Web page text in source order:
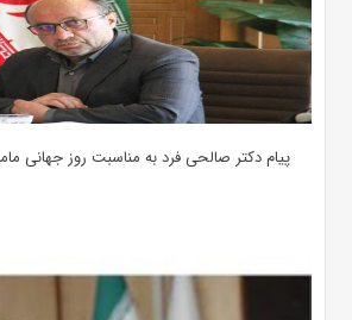
پیام دکتر صالحی فرد به مناسبت روز جهانی